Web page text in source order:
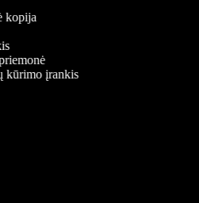
kopija
kūrimo įrankis